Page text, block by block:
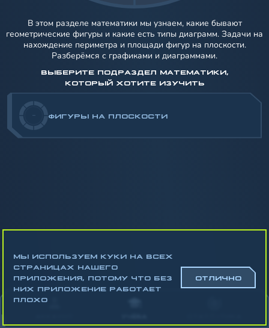
- ФИГУРЫ НА ПЛОСКОСТИ
ВЫБЕРИТЕ ПОДРАЗДЕЛ МАТЕМАТИКИ,
КОТОРЫЙ ХОТИТЕ ИЗУЧИТЬ
В этом разделе математики мы узнаем, какие бывают
геометрические фигуры и какие есть типы диаграмм. Задачи на
нахождение периметра и площади фигур на плоскости.
Разберёмся с графиками и диаграммами.
Математика
Геометрия
МЫ ИСПОЛЬЗУЕМ КУКИ НА ВСЕХ
СТРАНИЦАХ НАШЕГО
ПРИЛОЖЕНИЯ, ПОТОМУ ЧТО БЕЗ
НИХ ПРИЛОЖЕНИЕ РАБОТАЕТ
ПЛОХО
ОТЛИЧНО